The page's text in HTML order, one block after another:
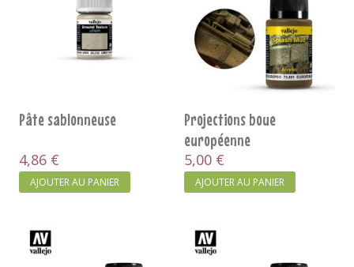
Pâte sablonneuse
4,86 €
AJOUTER AU PANIER
Projections boue
européenne
5,00 €
AJOUTER AU PANIER